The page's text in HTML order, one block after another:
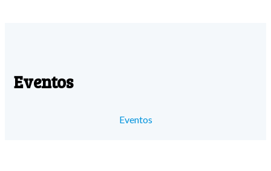
Eventos
Eventos